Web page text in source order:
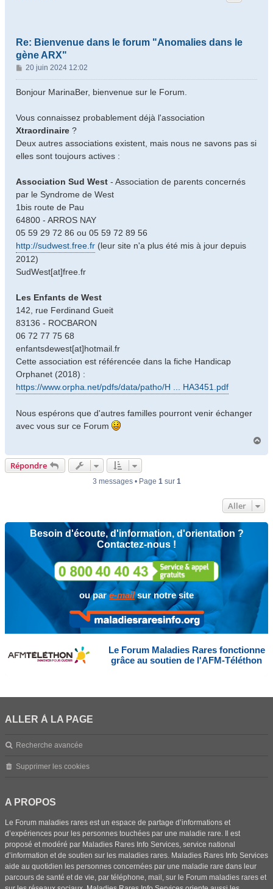
Re: Bienvenue dans le forum "Anomalies dans le
gène ARX"
M
e
s
g
e
20 juin 2024 12:02
Bonjour MarinaBer, bienvenue sur le Forum.
Vous connaissez probablement déjà l'association
Xtraordinaire ?
Deux autres associations existent, mais nous ne savons pas si
elles sont toujours actives :
Association Sud West - Association de parents concernés
par le Syndrome de West
1bis route de Pau
64800 - ARROS NAY
05 59 29 72 86 ou 05 59 72 89 56
http://sudwest.free.fr (leur site n'a plus été mis à jour depuis
2012)
SudWest[at]free.fr
Les Enfants de West
142, rue Ferdinand Gueit
83136 - ROCBARON
06 72 77 75 68
enfantsdewest[at]hotmail.fr
Cette association est référencée dans la fiche Handicap
Orphanet (2018) :
https://www.orpha.net/pdfs/data/patho/H ... HA3451.pdf
Nous espérons que d'autres familles pourront venir échanger
avec vous sur ce Forum
Répondre
3 messages • Page 1sur 1
Aller
Besoin d'écoute, d'information, d'orientation ?
Contactez-nous !
ou pare-mailsur notre site
Le Forum Maladies Rares fonctionne
grâce au soutien de l'AFM-Téléthon
ALLER À LA PAGE
Recherche avancée
Supprimer les cookies
A PROPOS
Le Forum maladies rares est un espace de partage d’informations et
d’expériences pour les personnes touchées par une maladie rare. Il est
proposé et modéré par Maladies Rares Info Services, service national
d’information et de soutien sur les maladies rares. Maladies Rares Info Services
aide au quotidien les personnes concernées par une maladie rare dans leur
parcours de santé et de vie, par téléphone, mail, sur le Forum maladies rares et